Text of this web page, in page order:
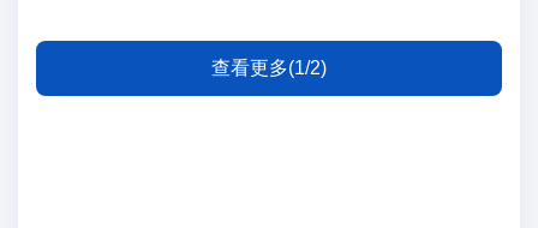
查看更多(1/2)